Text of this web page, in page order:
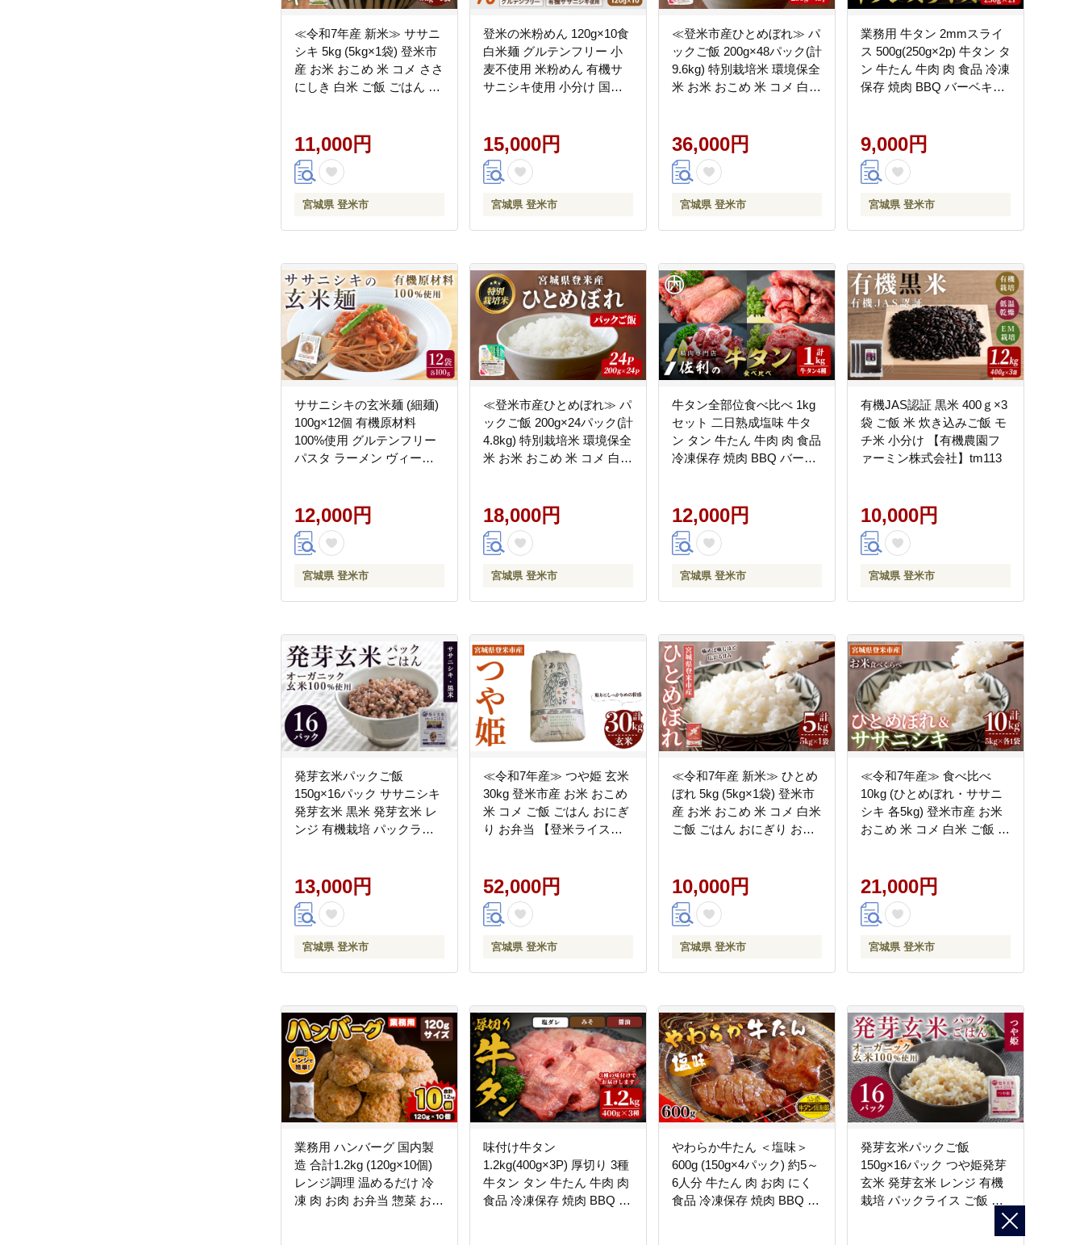
≪令和7年産 新米≫ ササニ
シキ 5kg (5kg×1袋) 登米市
産 お米 おこめ 米 コメ ささ
にしき 白米 ご飯 ごはん お
tm148
11,000円
宮城県 登米市
登米の米粉めん 120g×10食
白米麺 グルテンフリー 小
麦不使用 米粉めん 有機サ
サニシキ使用 小分け 国産
【株式会社いなほ】 tm262
15,000円
宮城県 登米市
≪登米市産ひとめぼれ≫ パ
ックご飯 200g×48パック(計
9.6kg) 特別栽培米 環境保全
米 お米 おこめ 米 コメ 白米
飯 米 レンチン 保存食 【み
やぎ登米農業協同組合】
tm307
36,000円
宮城県 登米市
業務用 牛タン 2mmスライ
ス 500g(250g×2p) 牛タン タ
ン 牛たん 牛肉 肉 食品 冷凍
保存 焼肉 BBQ バーベキュ
9,000円
宮城県 登米市
ササニシキの玄米麺 (細麺)
100g×12個 有機原材料
100%使用 グルテンフリー
パスタ ラーメン ヴィーガ
tm123
12,000円
宮城県 登米市
≪登米市産ひとめぼれ≫ パ
ックご飯 200g×24パック(計
4.8kg) 特別栽培米 環境保全
米 お米 おこめ 米 コメ 白米
飯 米 レンチン 保存食 【み
やぎ登米農業協同組合】
tm308
18,000円
宮城県 登米市
牛タン全部位食べ比べ 1kg
セット 二日熟成塩味 牛タ
ン タン 牛たん 牛肉 肉 食品
冷凍保存 焼肉 BBQ バーベ
12,000円
宮城県 登米市
有機JAS認証 黒米 400ｇ×3
袋 ご飯 米 炊き込みご飯 モ
チ米 小分け 【有機農園フ
ァーミン株式会社】tm113
10,000円
宮城県 登米市
発芽玄米パックご飯
150g×16パック ササニシキ
発芽玄米 黒米 発芽玄米 レ
ンジ 有機栽培 パックライ
tm122
13,000円
宮城県 登米市
≪令和7年産≫ つや姫 玄米
30kg 登米市産 お米 おこめ
米 コメ ご飯 ごはん おにぎ
り お弁当 【登米ライスサ
52,000円
宮城県 登米市
≪令和7年産 新米≫ ひとめ
ぼれ 5kg (5kg×1袋) 登米市
産 お米 おこめ 米 コメ 白米
ご飯 ごはん おにぎり お弁
10,000円
宮城県 登米市
≪令和7年産≫ 食べ比べ
10kg (ひとめぼれ・ササニ
シキ 各5kg) 登米市産 お米
おこめ 米 コメ 白米 ご飯 ご
社】tm151
21,000円
宮城県 登米市
業務用 ハンバーグ 国内製
造 合計1.2kg (120g×10個)
レンジ調理 温めるだけ 冷
凍 肉 お肉 お弁当 惣菜 おか
味付け牛タン
1.2kg(400g×3P) 厚切り 3種
牛タン タン 牛たん 牛肉 肉
食品 冷凍保存 焼肉 BBQ バ
やわらか牛たん ＜塩味＞
600g (150g×4パック) 約5～
6人分 牛たん 肉 お肉 にく
食品 冷凍保存 焼肉 BBQ バ
発芽玄米パックご飯
150g×16パック つや姫発芽
玄米 発芽玄米 レンジ 有機
栽培 パックライス ご飯 米
レンチン 【有機農園ファー